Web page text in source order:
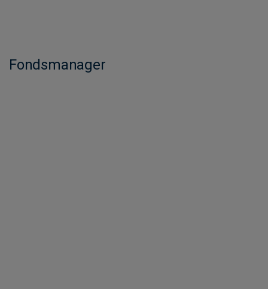
Fondsmanager​​​​​​​​​​​​​​​​​​​​